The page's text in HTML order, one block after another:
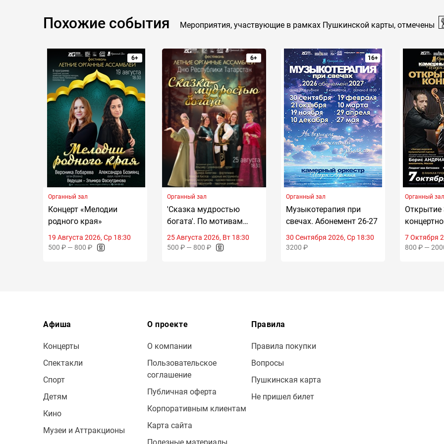
Похожие события Мероприятия, участвующие в рамках Пушкинской карты, отмечены
6+
Органный зал
Концерт «Мелодии
родного края»
19 Августа 2026, Ср 18:30
500 ₽ — 800 ₽
6+
Органный зал
'Сказка мудростью
богата'. По мотивам
татарских сказок
25 Августа 2026, Вт 18:30
500 ₽ — 800 ₽
16+
Органный зал
Музыкотерапия при
свечах. Абонемент 26-27
30 Сентября 2026, Ср 18:30
3200 ₽
Органный зал
Открытие
Игоря
7 Октября
800 ₽ —
Афиша
Концерты
Спектакли
Спорт
Детям
Кино
Музеи и Аттракционы
О проекте
О компании
Пользовательское
соглашение
Публичная оферта
Корпоративным клиентам
Карта сайта
Правила
Правила покупки
Вопросы
Пушкинская карта
Не пришел билет